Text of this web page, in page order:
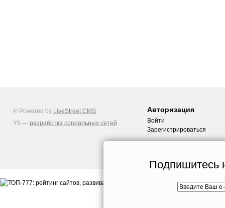
Подпишитесь
© Powered by LiveStreet CMS
Y9 — разработка социальных сетей
Авторизация
Войти
Зарегистрироваться